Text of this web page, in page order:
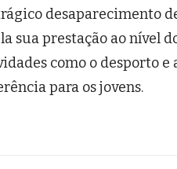
desaparecimento
sua prestação ao nível
como o desporto
para os jovens.